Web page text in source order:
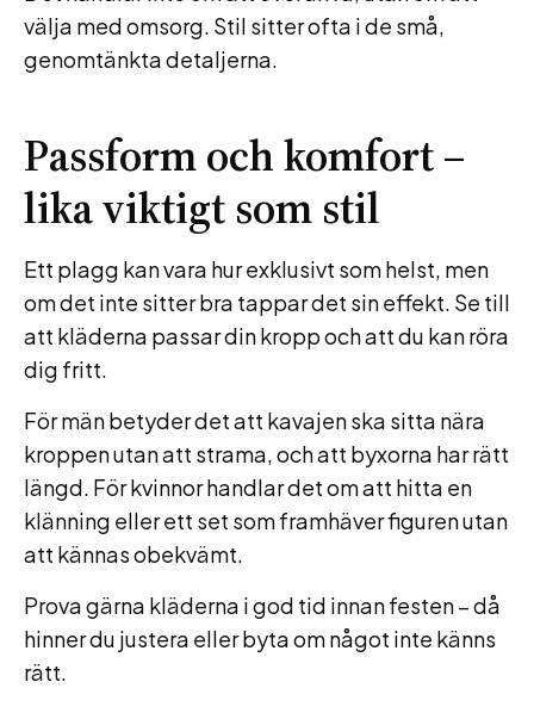
välja med omsorg. Stil sitter ofta i de små,
genomtänkta detaljerna.
Passform och komfort –
lika viktigt som stil
Ett plagg kan vara hur exklusivt som helst, men
om det inte sitter bra tappar det sin effekt. Se till
att kläderna passar din kropp och att du kan röra
dig fritt.
För män betyder det att kavajen ska sitta nära
kroppen utan att strama, och att byxorna har rätt
längd. För kvinnor handlar det om att hitta en
klänning eller ett set som framhäver figuren utan
att kännas obekvämt.
Prova gärna kläderna i god tid innan festen – då
hinner du justera eller byta om något inte känns
rätt.